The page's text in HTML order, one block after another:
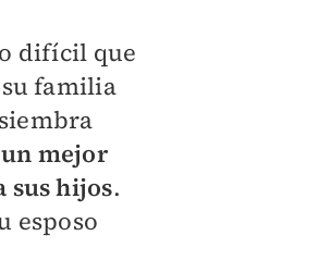
difícil que
familia
mejor
sus hijos.
esposo